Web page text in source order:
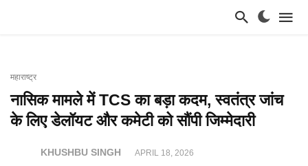
महाराष्ट्र
नासिक मामले में TCS का बड़ा कदम, स्वतंत्र जांच
के लिए डेलॉयट और कमेटी को सौंपी जिम्मेदारी
KHUSHBU SINGH APRIL 18, 2026